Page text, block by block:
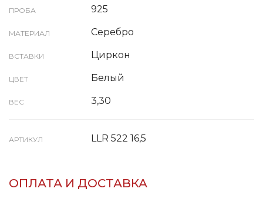
ПРОБА 925
МАТЕРИАЛ Серебро
ВСТАВКИ Циркон
ЦВЕТ Белый
ВЕС 3,30
АРТИКУЛ LLR 522 16,5
ОПЛАТА И ДОСТАВКА